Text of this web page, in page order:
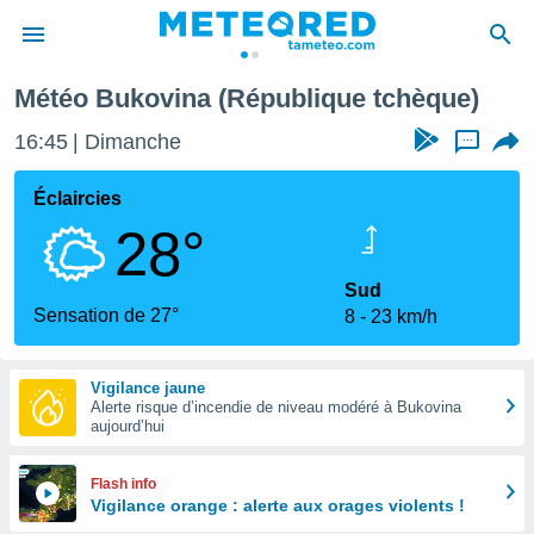
de
Météo Bukovina (République tchèque)
16:45 Dimanche ...
Éclaircies
28°
Sensation de 27°
Sud
8
23 km/h
Vigilance jaune
Alerte risque d’incendie de niveau modéré à Bukovina
aujourd’hui
Flash info
Vigilance orange : alerte aux orages violents !